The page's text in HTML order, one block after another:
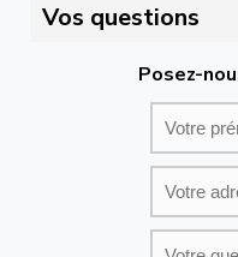
Vos questions
Posez-